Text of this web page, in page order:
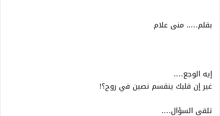
بقلم….. منى علام
إيه الوجع….
غير إن قلبك ينقسم نصين في روح؟!
تلقى السؤال….